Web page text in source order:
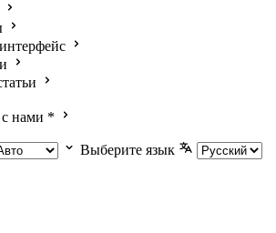
нами *
Выберите язык